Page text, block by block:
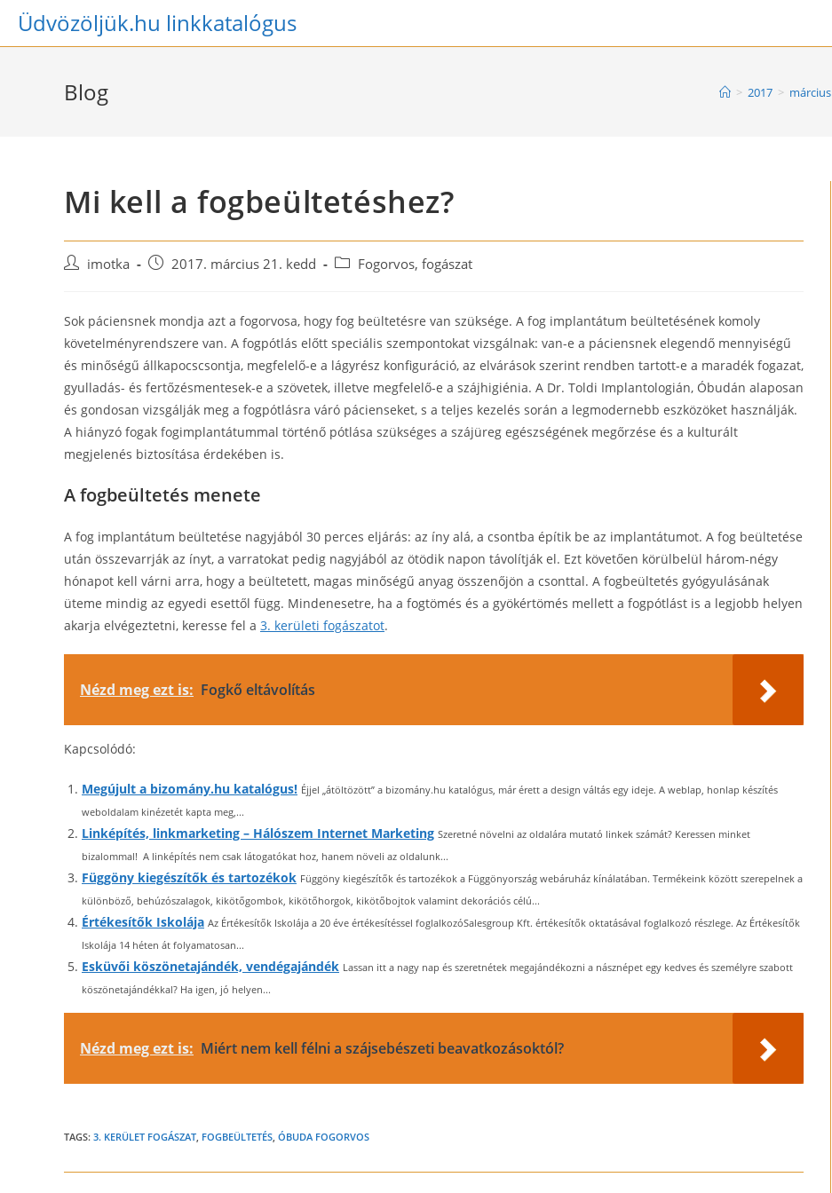
SkipÜdvözöljük.hu linkkatalógus
Blog > 2017 > március
Mi kell a fogbeültetéshez?
Post imotka
Post 2017. március 21. kedd
Post Fogorvos, fogászat
Sok páciensnek mondja azt a fogorvosa, hogy fog beültetésre van szüksége. A fog implantátum beültetésének komoly
követelményrendszere van. A fogpótlás előtt speciális szempontokat vizsgálnak: van-e a páciensnek elegendő mennyiségű
és minőségű állkapocscsontja, megfelelő-e a lágyrész konfiguráció, az elvárások szerint rendben tartott-e a maradék fogazat,
gyulladás- és fertőzésmentesek-e a szövetek, illetve megfelelő-e a szájhigiénia. A Dr. Toldi Implantologián, Óbudán alaposan
és gondosan vizsgálják meg a fogpótlásra váró pácienseket, s a teljes kezelés során a legmodernebb eszközöket használják.
A hiányzó fogak fogimplantátummal történő pótlása szükséges a szájüreg egészségének megőrzése és a kulturált
megjelenés biztosítása érdekében is.
A fogbeültetés menete
A fog implantátum beültetése nagyjából 30 perces eljárás: az íny alá, a csontba építik be az implantátumot. A fog beültetése
után összevarrják az ínyt, a varratokat pedig nagyjából az ötödik napon távolítják el. Ezt követően körülbelül három-négy
hónapot kell várni arra, hogy a beültetett, magas minőségű anyag összenőjön a csonttal. A fogbeültetés gyógyulásának
üteme mindig az egyedi esettől függ. Mindenesetre, ha a fogtömés és a gyökértömés mellett a fogpótlást is a legjobb helyen
akarja elvégeztetni, keresse fel a 3. kerületi fogászatot.
Nézd meg ezt is: Fogkő eltávolítás
Kapcsolódó:
Megújult a bizomány.hu katalógus! Éjjel „átöltözött” a bizomány.hu katalógus, már érett a design váltás egy ideje. A weblap, honlap készítés
weboldalam kinézetét kapta meg,...
Linképítés, linkmarketing – Hálószem Internet Marketing Szeretné növelni az oldalára mutató linkek számát? Keressen minket
bizalommal! A linképítés nem csak látogatókat hoz, hanem növeli az oldalunk...
Függöny kiegészítők és tartozékok Függöny kiegészítők és tartozékok a Függönyország webáruház kínálatában. Termékeink között szerepelnek a
különböző, behúzószalagok, kikötőgombok, kikötőhorgok, kikötőbojtok valamint dekorációs célú...
Értékesítők Iskolája Az Értékesítők Iskolája a 20 éve értékesítéssel foglalkozóSalesgroup Kft. értékesítők oktatásával foglalkozó részlege. Az Értékesítők
Iskolája 14 héten át folyamatosan...
Esküvői köszönetajándék, vendégajándék Lassan itt a nagy nap és szeretnétek megajándékozni a násznépet egy kedves és személyre szabott
köszönetajándékkal? Ha igen, jó helyen...
Nézd meg ezt is: Miért nem kell félni a szájsebészeti beavatkozásoktól?
TAGS: 3. KERÜLET FOGÁSZAT, FOGBEÜLTETÉS, ÓBUDA FOGORVOS